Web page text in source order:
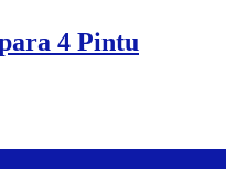
4 Pintu